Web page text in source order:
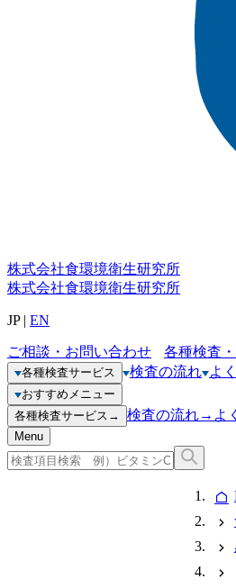
株式会社食環境衛生研究所
株式会社食環境衛生研究所
JP| EN
ご相談・お問い合わせ 各種検査
各種検査サービス 検査の流れ よ
おすすめメニュー
各種検査サービス → 検査の流れ→ よ
Menu